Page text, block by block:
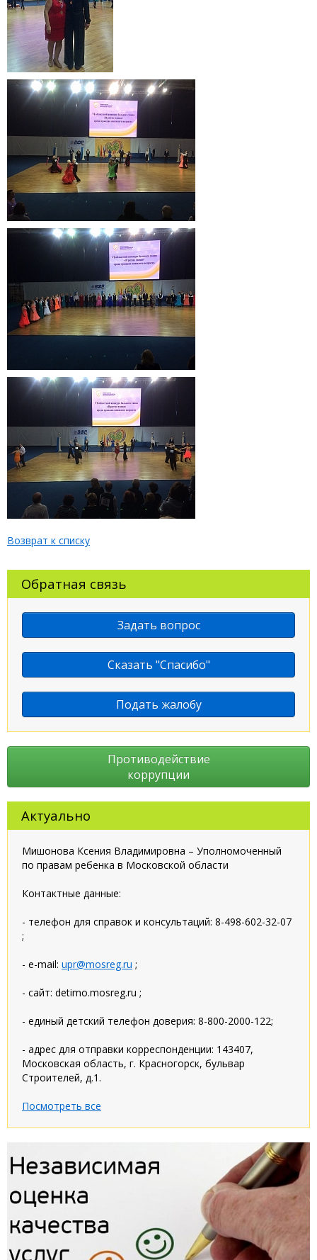
Возврат к списку
Обратная связь
Задать вопрос
Сказать "Спасибо"
Подать жалобу
Противодействие
коррупции
Актуально
Мишонова Ксения Владимировна – Уполномоченный
по правам ребенка в Московской области
Контактные данные:
- телефон для справок и консультаций: 8-498-602-32-07
;
- e-mail: upr@mosreg.ru ;
- сайт: detimo.mosreg.ru ;
- единый детский телефон доверия: 8-800-2000-122;
- адрес для отправки корреспонденции: 143407,
Московская область, г. Красногорск, бульвар
Строителей, д.1.
Посмотреть все